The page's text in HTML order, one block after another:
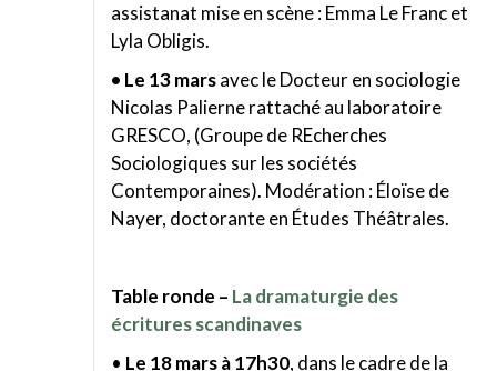
assistanat mise en scène : Emma Le Franc et
Lyla Obligis.
• Le 13 marsavec le Docteur en sociologie
Nicolas Palierne rattaché au laboratoire
GRESCO, (Groupe de REcherches
Sociologiques sur les sociétés
Contemporaines). Modération : Éloïse de
Nayer, doctorante en Études Théâtrales.
Table ronde – La dramaturgie des
écritures scandinaves
• Le 18 mars à 17h30, dans le cadre de la